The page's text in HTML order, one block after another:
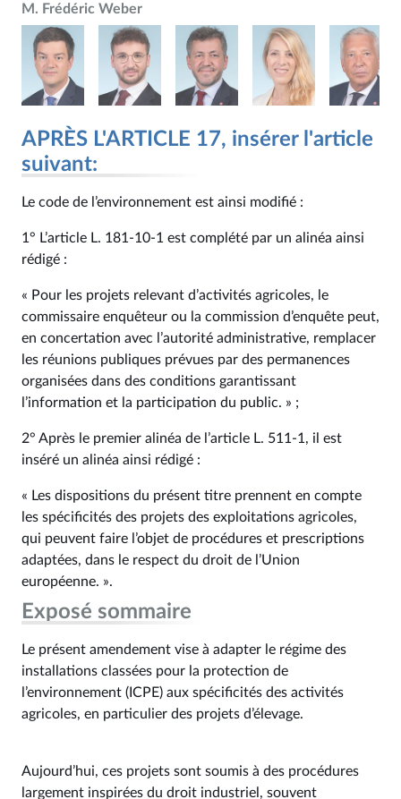
M. Frédéric Weber
APRÈS L'ARTICLE 17, insérer l'article
suivant:
Le code de l’environnement est ainsi modifié :
1° L’article L. 181‑10‑1 est complété par un alinéa ainsi
rédigé :
« Pour les projets relevant d’activités agricoles, le
commissaire enquêteur ou la commission d’enquête peut,
en concertation avec l’autorité administrative, remplacer
les réunions publiques prévues par des permanences
organisées dans des conditions garantissant
l’information et la participation du public. » ;
2° Après le premier alinéa de l’article L. 511‑1, il est
inséré un alinéa ainsi rédigé :
« Les dispositions du présent titre prennent en compte
les spécificités des projets des exploitations agricoles,
qui peuvent faire l’objet de procédures et prescriptions
adaptées, dans le respect du droit de l’Union
européenne. ».
Exposé sommaire
Le présent amendement vise à adapter le régime des
installations classées pour la protection de
l’environnement (ICPE) aux spécificités des activités
agricoles, en particulier des projets d’élevage.
Aujourd’hui, ces projets sont soumis à des procédures
largement inspirées du droit industriel, souvent